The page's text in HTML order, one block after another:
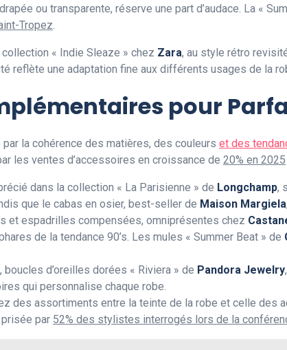
ou transparente, réserve une part d’audace. La «
Tropez.
« Indie Sleaze » chez Zara, au style rétro
reflète une adaptation fine aux différents usages de la
pour
la cohérence des matières, des couleurs et des
les ventes d’accessoires en croissance de 20% en 2025
dans la collection « La Parisienne » de Longchamp,
que le cabas en osier, best-seller de Maison Margiela
et espadrilles compensées, omniprésentes chez
de la tendance 90’s. Les mules « Summer Beat » de
d’oreilles dorées « Riviera » de Pandora Jewelry
qui personnalise chaque robe.
des assortiments entre la teinte de la robe et celle des
par 52% des stylistes interrogés lors de la